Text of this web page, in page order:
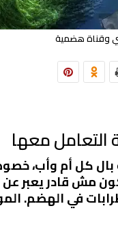
وقناة هضمية
التعامل معها
كل أم وأب،
قادر يعبر عن
في الهضم.